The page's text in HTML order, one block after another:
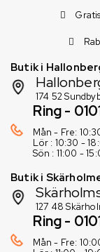
Butik i
174 52
Ring -
Mån - Fre:
Lör : 10:30 -
Sön : 11:00 -
Butik i
127 48
Ring -
Mån - Fre: